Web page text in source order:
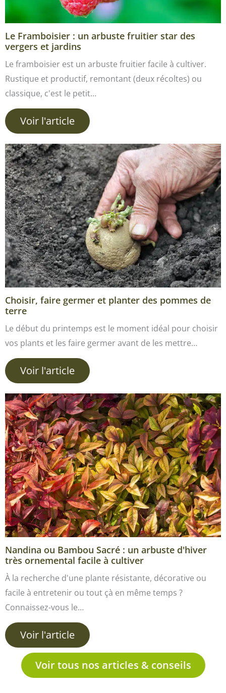
Le Framboisier : un arbuste fruitier star des
vergers et jardins
Le framboisier est un arbuste fruitier facile à cultiver.
Rustique et productif, remontant (deux récoltes) ou
classique, c'est le petit…
Voir l'article
Choisir, faire germer et planter des pommes de
terre
Le début du printemps est le moment idéal pour choisir
vos plants et les faire germer avant de les mettre…
Voir l'article
Nandina ou Bambou Sacré : un arbuste d'hiver
très ornemental facile à cultiver
À la recherche d'une plante résistante, décorative ou
facile à entretenir ou tout çà en même temps ?
Connaissez-vous le…
Voir l'article
Voir tous nos articles & conseils